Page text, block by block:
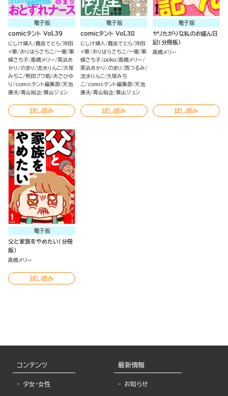
電子版
comicタント Vol.39
にしけ婦人 鹿吉てとら 沖田
×華 おりはらさちこ 一徹 東
條さち子 高橋メリー 英治あ
かり
のまり 流水りんこ 大塚
みちこ 熊田プウ助 あさひゆ
り
comicタント編集部 天池
康夫 青山裕企 黄山ジュン
試し読み
電子版
comicタント Vol.38
にしけ婦人 鹿吉てとら 沖田
×華 おりはらさちこ 一徹 東
條さち子 poko 高橋メリー
英治あかり
のまり
西つるみ
流水りんこ 大塚みち
こ
comicタント編集部 天池
康夫 青山裕企 黄山ジュン
試し読み
電子版
ヤリたがりな私のお盛ん日
記（分冊版）
高橋メリー
試し読み
電子版
父と家族をやめたい（分冊
版）
高橋メリー
試し読み
コンテンツ
少女・女性
最新情報
お知らせ